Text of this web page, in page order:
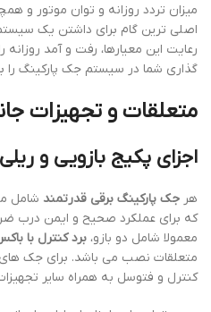
میزان تردد روزانه و توان موتور و
اصلی ترین گام برای داشتن یک
رعایت این معیارها، رفت و آمد
گذاری شما در سیستم جک پارکینگ را
متعلقات و تجهیزات
اجزای پکیج بازویی و ریلی
هر جک پارکینگ برقی قدرتمند شامل
که برای عملکرد صحیح و ایمن درب
معمولا شامل دو بازو، برد کنترل با
متعلقات نصب می باشد. برای جک های
کنترل و فتوسل به همراه سایر